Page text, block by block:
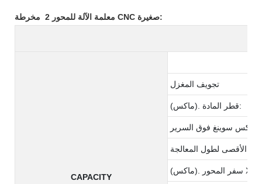
معلمة الآلة للمحور 2 مخرطة CNC صغيرة:
CAPACITY
تجويف المغزل
(ماكس). قطر المادة:
ماكس سوينغ فوق السرير
الأقصى لطول المعالجة
(ماكس). سفر المحور X